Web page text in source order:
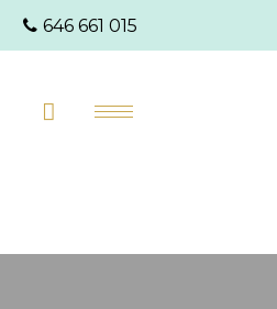
646 661 015